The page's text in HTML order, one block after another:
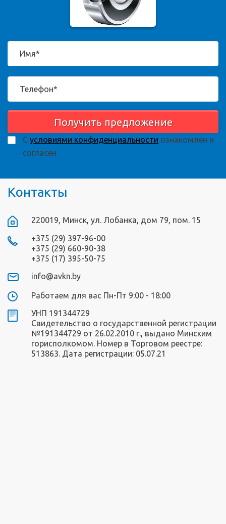
Получить предложение
С условиями конфиденциальности ознакомлен и
согласен
Контакты
220019, Минск, ул. Лобанка, дом 79, пом. 15
+375 (29) 397-96-00
+375 (29) 660-90-38
+375 (17) 395-50-75
info@avkn.by
Работаем для вас Пн-Пт 9:00 - 18:00
УНП 191344729
Свидетельство о государственной регистрации
№191344729 от 26.02.2010 г., выдано Минским
горисполкомом. Номер в Торговом реестре:
513863. Дата регистрации: 05.07.21